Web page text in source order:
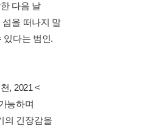
다음 날
을 떠나지 말
있다는 범인.
, 2021 <
능하며
의 긴장감을